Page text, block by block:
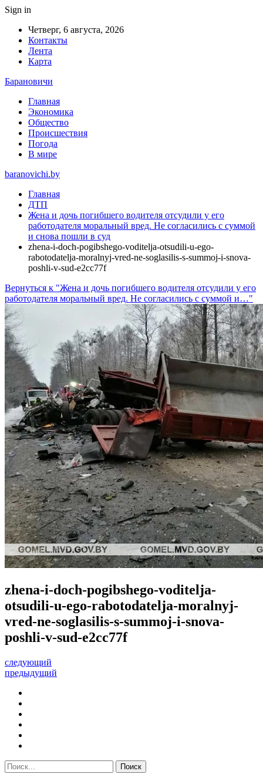
Sign in
Четверг, 6 августа, 2026
Контакты
Лента
Карта
Барановичи
Главная
Экономика
Общество
Происшествия
Погода
В мире
baranovichi.by
Главная
ДТП
Жена и дочь погибшего водителя отсудили у его
работодателя моральный вред. Не согласились с суммой
и снова пошли в суд
zhena-i-doch-pogibshego-voditelja-otsudili-u-ego-
rabotodatelja-moralnyj-vred-ne-soglasilis-s-summoj-i-snova-
poshli-v-sud-e2cc77f
Вернуться к "Жена и дочь погибшего водителя отсудили у его
работодателя моральный вред. Не согласились с суммой и…"
zhena-i-doch-pogibshego-voditelja-
otsudili-u-ego-rabotodatelja-moralnyj-
vred-ne-soglasilis-s-summoj-i-snova-
poshli-v-sud-e2cc77f
следующий
предыдущий